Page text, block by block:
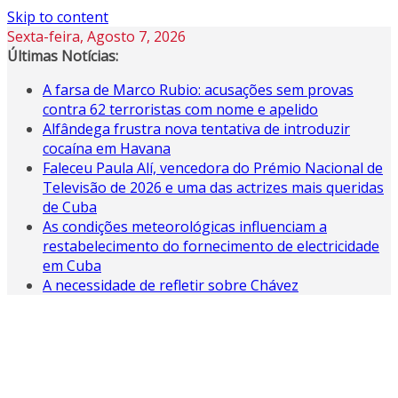
Skip to content
Sexta-feira, Agosto 7, 2026
Últimas Notícias:
A farsa de Marco Rubio: acusações sem provas
contra 62 terroristas com nome e apelido
Alfândega frustra nova tentativa de introduzir
cocaína em Havana
Faleceu Paula Alí, vencedora do Prémio Nacional de
Televisão de 2026 e uma das actrizes mais queridas
de Cuba
As condições meteorológicas influenciam a
restabelecimento do fornecimento de electricidade
em Cuba
A necessidade de refletir sobre Chávez